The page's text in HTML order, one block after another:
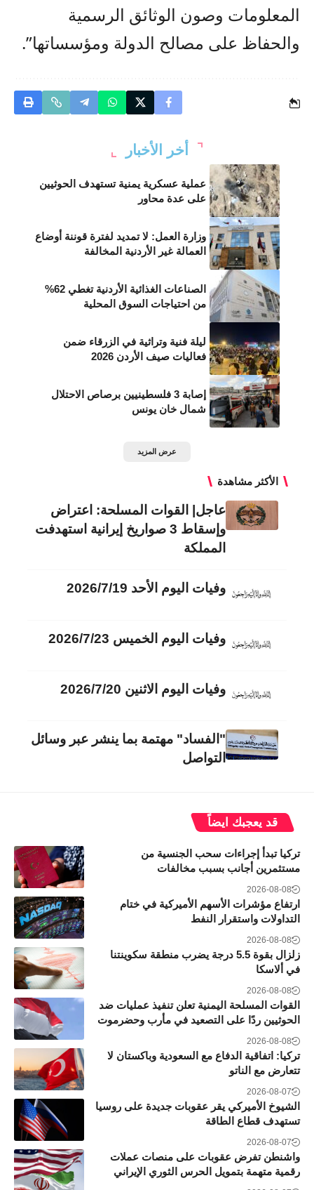
المعلومات وصون الوثائق الرسمية
والحفاظ على مصالح الدولة ومؤسساتها”.
أخر الأخبار
عملية عسكرية يمنية تستهدف الحوثيين
على عدة محاور
وزارة العمل: لا تمديد لفترة قوننة أوضاع
العمالة غير الأردنية المخالفة
الصناعات الغذائية الأردنية تغطي 62%
من احتياجات السوق المحلية
ليلة فنية وتراثية في الزرقاء ضمن
فعاليات صيف الأردن 2026
إصابة 3 فلسطينيين برصاص الاحتلال
شمال خان يونس
عرض المزيد
الأكثر مشاهدة
عاجل| القوات المسلحة: اعتراض
وإسقاط 3 صواريخ إيرانية استهدفت
المملكة
وفيات اليوم الأحد 2026/7/19
وفيات اليوم الخميس 2026/7/23
وفيات اليوم الاثنين 2026/7/20
"الفساد" مهتمة بما ينشر عبر وسائل
التواصل
قد يعجبك ايضاً
تركيا تبدأ إجراءات سحب الجنسية من
مستثمرين أجانب بسبب مخالفات
2026-08-08
ارتفاع مؤشرات الأسهم الأميركية في ختام
التداولات واستقرار النفط
2026-08-08
زلزال بقوة 5.5 درجة يضرب منطقة سكوينتنا
في ألاسكا
2026-08-08
القوات المسلحة اليمنية تعلن تنفيذ عمليات ضد
الحوثيين ردًا على التصعيد في مأرب وحضرموت
2026-08-08
تركيا: اتفاقية الدفاع مع السعودية وباكستان لا
تتعارض مع الناتو
2026-08-07
الشيوخ الأميركي يقر عقوبات جديدة على روسيا
تستهدف قطاع الطاقة
2026-08-07
واشنطن تفرض عقوبات على منصات عملات
رقمية متهمة بتمويل الحرس الثوري الإيراني